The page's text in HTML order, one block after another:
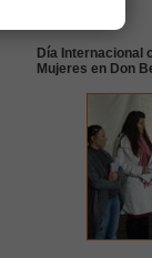
Día Internacional
Mujeres en Don